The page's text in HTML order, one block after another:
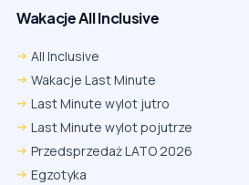
Wakacje All Inclusive
All Inclusive
Wakacje Last Minute
Last Minute wylot jutro
Last Minute wylot pojutrze
Przedsprzedaż LATO 2026
Egzotyka